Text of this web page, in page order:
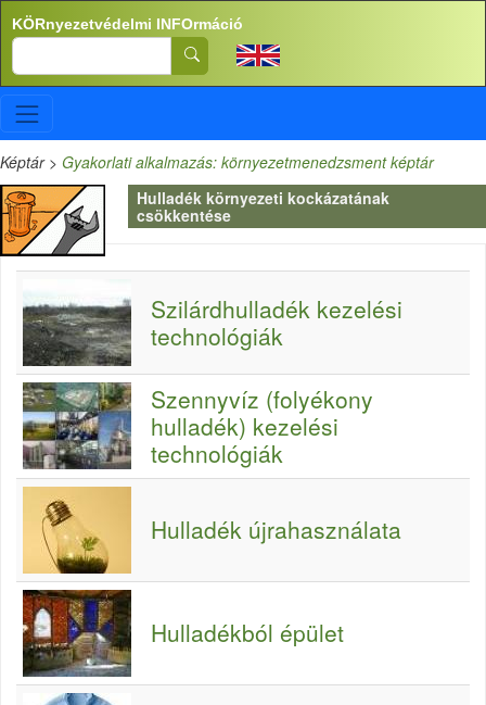
Ugrás a tartalomra
KÖRnyezetvédelmi INFOrmáció
Search
Képtár> Gyakorlati alkalmazás: környezetmenedzsment képtár
Hulladék környezeti kockázatának
csökkentése
Szilárdhulladék kezelési
technológiák
Szennyvíz (folyékony
hulladék) kezelési
technológiák
Hulladék újrahasználata
Hulladékból épület